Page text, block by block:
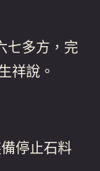
七多方，完
祥說。
停止石料